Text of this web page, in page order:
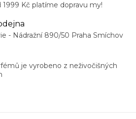
1999 Kč platíme dopravu my!
- Nádražní 890/50 Praha Smíchov
je vyrobeno z neživočišných